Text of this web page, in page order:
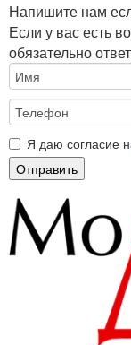
Напишите нам
Если у вас есть
обязательно
Я даю согласие
Отправить